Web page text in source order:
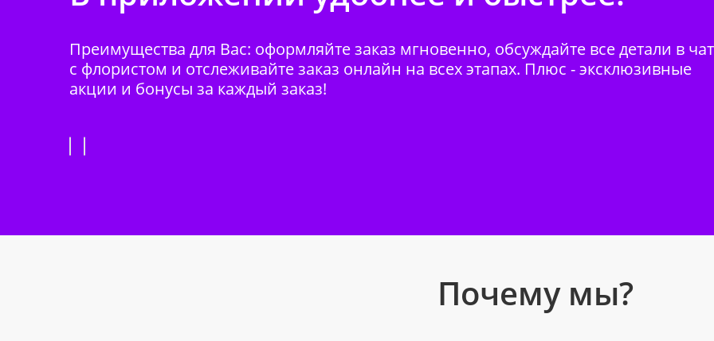
Преимущества для Вас: оформляйте заказ мгновенно, обсуждайте все детали в
с флористом и отслеживайте заказ онлайн на всех этапах. Плюс - эксклюзивные
акции и бонусы за каждый заказ!
Почему мы?